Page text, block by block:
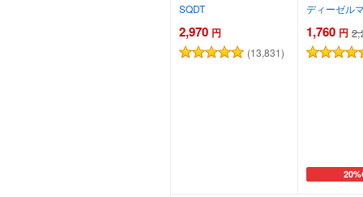
SQDT
2,970 円
(13,831)
ディーゼル
1,760 円
カー